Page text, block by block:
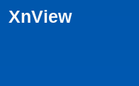
XnView